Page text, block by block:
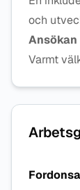
och
Ansökan
Varmt